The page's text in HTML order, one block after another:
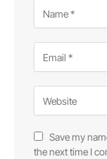
Save my
the next time I